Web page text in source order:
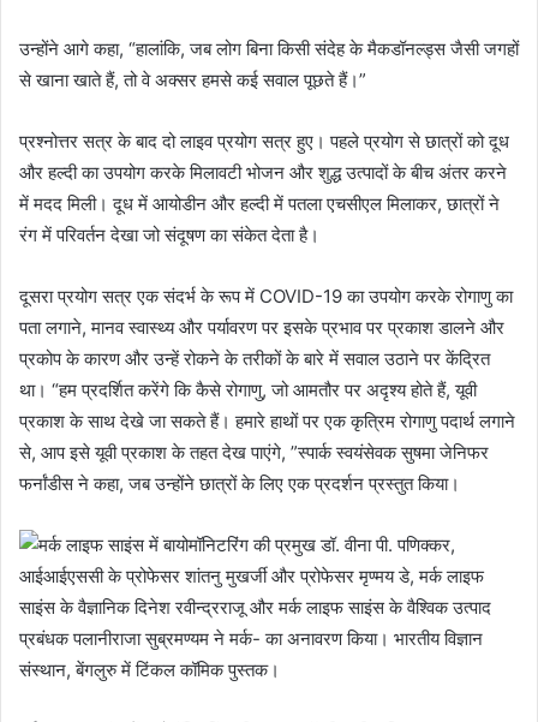
उन्होंने आगे कहा, “हालांकि, जब लोग बिना किसी संदेह के मैकडॉनल्ड्स जैसी जगहों
से खाना खाते हैं, तो वे अक्सर हमसे कई सवाल पूछते हैं।”
प्रश्नोत्तर सत्र के बाद दो लाइव प्रयोग सत्र हुए। पहले प्रयोग से छात्रों को दूध
और हल्दी का उपयोग करके मिलावटी भोजन और शुद्ध उत्पादों के बीच अंतर करने
में मदद मिली। दूध में आयोडीन और हल्दी में पतला एचसीएल मिलाकर, छात्रों ने
रंग में परिवर्तन देखा जो संदूषण का संकेत देता है।
दूसरा प्रयोग सत्र एक संदर्भ के रूप में COVID-19 का उपयोग करके रोगाणु का
पता लगाने, मानव स्वास्थ्य और पर्यावरण पर इसके प्रभाव पर प्रकाश डालने और
प्रकोप के कारण और उन्हें रोकने के तरीकों के बारे में सवाल उठाने पर केंद्रित
था। “हम प्रदर्शित करेंगे कि कैसे रोगाणु, जो आमतौर पर अदृश्य होते हैं, यूवी
प्रकाश के साथ देखे जा सकते हैं। हमारे हाथों पर एक कृत्रिम रोगाणु पदार्थ लगाने
से, आप इसे यूवी प्रकाश के तहत देख पाएंगे, ”स्पार्क स्वयंसेवक सुषमा जेनिफर
फर्नांडीस ने कहा, जब उन्होंने छात्रों के लिए एक प्रदर्शन प्रस्तुत किया।